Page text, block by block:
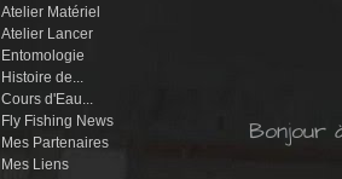
Atelier Matériel
Atelier Lancer
Entomologie
Histoire de...
Cours d'Eau...
Fly Fishing News
Mes Partenaires
Mes Liens
Bonjour